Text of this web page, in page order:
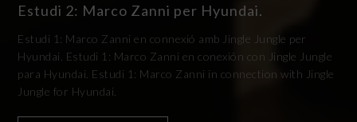
Estudi 2: Marco Zanni per Hyundai.
Estudi 1: Marco Zanni en connexió amb Jingle Jungle per
Hyundai. Estudi 1: Marco Zanni en conexión con Jingle Jungle
para Hyundai. Estudi 1: Marco Zanni in connection with Jingle
Jungle for Hyundai.